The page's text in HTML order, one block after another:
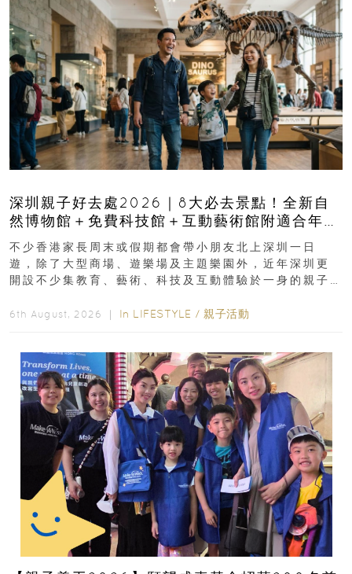
深圳親子好去處2026｜8大必去景點！全新自
然博物館＋免費科技館＋互動藝術館附適合年
齡、交通、門票、開放時間
不少香港家長周末或假期都會帶小朋友北上深圳一日
遊，除了大型商場、遊樂場及主題樂園外，近年深圳更
開設不少集教育、藝術、科技及互動體驗於一身的親子
6th August, 2026 ｜ In LIFESTYLE / 親子活動